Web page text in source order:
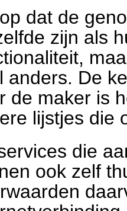
dat de
zijn als
anders. De
de maker is
lijstjes die
die
ook zelf